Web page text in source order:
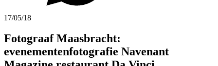
17/05/18
Fotograaf Maasbracht:
evenementenfotografie Navenant